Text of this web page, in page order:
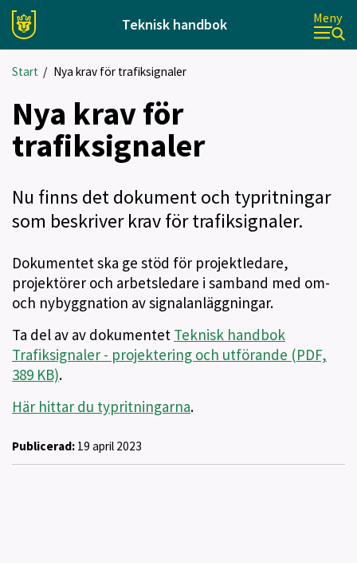
Teknisk handbok Meny
Start / Nya krav för trafiksignaler
Nya krav för
trafiksignaler
Nu finns det dokument och typritningar
som beskriver krav för trafiksignaler.
Dokumentet ska ge stöd för projektledare,
projektörer och arbetsledare i samband med om-
och nybyggnation av signalanläggningar.
Ta del av av dokumentet Teknisk handbok
Trafiksignaler - projektering och utförande (PDF,
389 KB).
Här hittar du typritningarna.
Publicerad: 19 april 2023